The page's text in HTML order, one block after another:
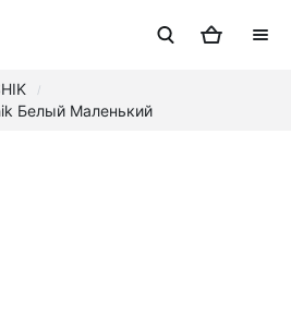
/
Белый Маленький